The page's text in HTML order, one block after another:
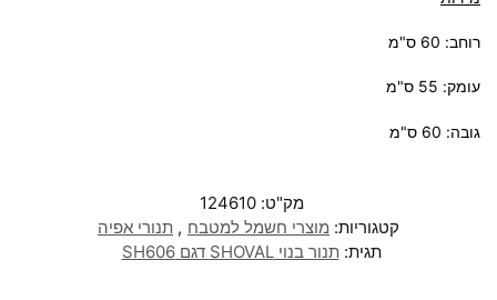
רוחב: 60 ס"מ
עומק: 55 ס"מ
גובה: 60 ס"מ
מק"ט:124610
קטגוריות: מוצרי חשמל למטבח , תנורי אפיה
תגית:תנור בנוי SHOVAL דגם SH606